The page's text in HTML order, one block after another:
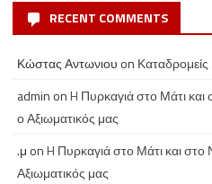
RECENT COMMENTS
Κώστας Αντωνιου on
admin onH Πυρκαγιά στο Μάτι
ο Αξιωματικός μας
.μ onH Πυρκαγιά στο Μάτι και
Αξιωματικός μας